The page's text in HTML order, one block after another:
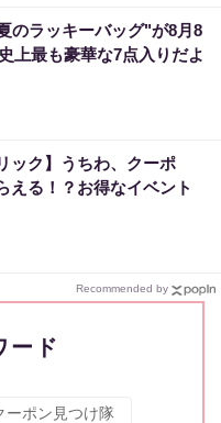
のラッキーバッグ"が8月8
上最も豪華な7点入りだよ
ック】うちわ、クーポ
える！？お得なイベント
Recommended by
ード
ーポン見つけ隊